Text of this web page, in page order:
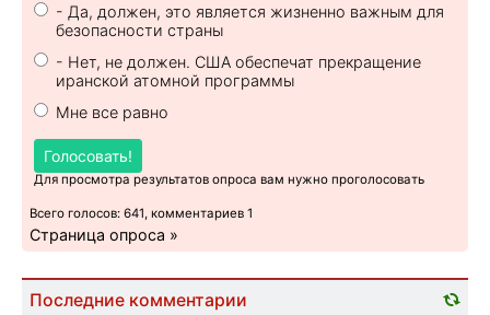
- Да, должен, это является жизненно важным для
безопасности страны
- Нет, не должен. США обеспечат прекращение
иранской атомной программы
Мне все равно
Голосовать!
Для просмотра результатов опроса вам нужно проголосовать
Всего голосов: 641, комментариев 1
Страница опроса »
Последние комментарии